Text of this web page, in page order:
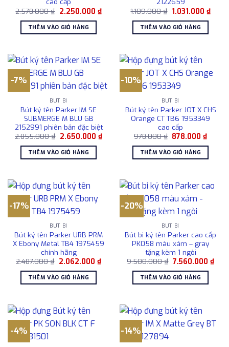
2.578.000₫ Giá
là:
2.578.000 ₫.
2.250.000 ₫Giá
hiện
2.250.000 ₫.
THÊM VÀO GIỎ HÀNG
1.109.000₫ Giá
là:
1.109.000 ₫.
1.031.000 ₫Giá
hiện
THÊM VÀO GIỎ HÀNG
-7%
BÚT BI
Bút ký tên Parker IM SE
SUBMERGE M BLU GB
2152991 phiên bản đặc biệt
2.855.000₫ Giá
là:
2.855.000 ₫.
2.650.000 ₫Giá
hiện
2.650.000 ₫.
THÊM VÀO GIỎ HÀNG
-10%
BÚT BI
Bút ký tên Parker JOT X CHS
Orange CT TB6 1953349
cao cấp
978.000₫ Giá
là:
978.000 ₫.
878.000₫Giá
hiện
tại
THÊM VÀO GIỎ HÀNG
-17%
BÚT BI
Bút ký tên Parker URB PRM
X Ebony Metal TB4 1975459
chính hãng
2.487.000₫ Giá
là:
2.487.000 ₫.
2.062.000 ₫Giá
THÊM VÀO GIỎ HÀNG
-20%
BÚT BI
Bút bi ký tên Parker cao cấp
PK058 màu xám – gray
tặng kèm 1 ngòi
9.500.000₫ Giá
là:
9.500.000 ₫.
7.560.000 ₫Giá
THÊM VÀO GIỎ HÀNG
-4% -14%